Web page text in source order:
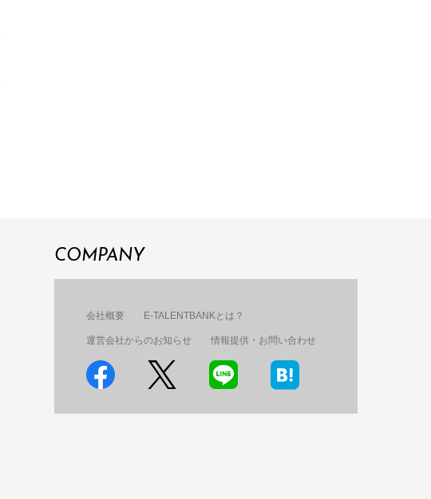
COMPANY
会社概要 E-TALENTBANKとは？
運営会社からのお知らせ 情報提供・お問い合わせ